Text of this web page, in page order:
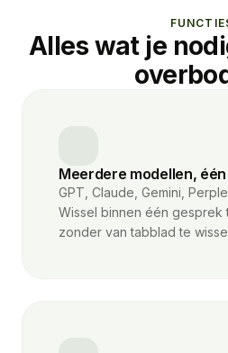
Alles wat je
Meerdere modellen,
GPT, Claude, Gemini,
Wissel binnen één gesprek
zonder van tabblad te